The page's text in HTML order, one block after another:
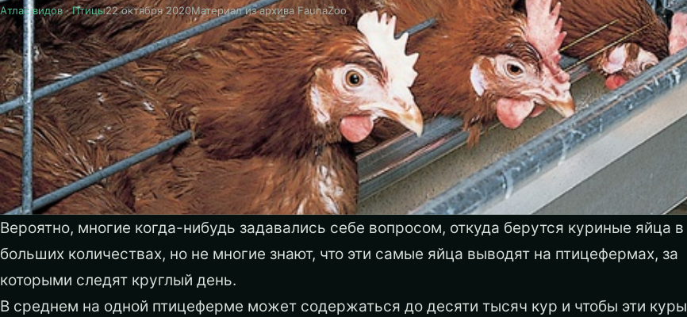
Атлас видов·Птицы22 октября 2020Материал из архива FaunaZoo
Вероятно, многие когда-нибудь задавались себе вопросом, откуда берутся куриные яйца в
больших количествах, но не многие знают, что эти самые яйца выводят на птицефермах, за
которыми следят круглый день.
В среднем на одной птицеферме может содержаться до десяти тысяч кур и чтобы эти куры